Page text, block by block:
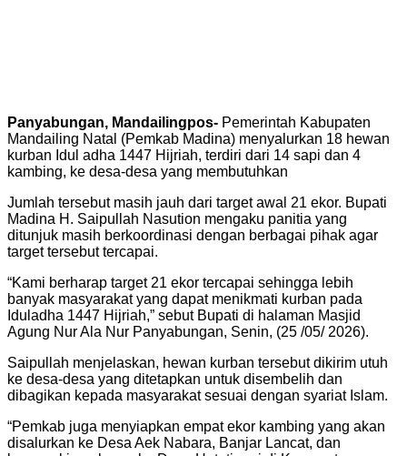
Panyabungan, Mandailingpos- Pemerintah Kabupaten
Mandailing Natal (Pemkab Madina) menyalurkan 18 hewan
kurban Idul adha 1447 Hijriah, terdiri dari 14 sapi dan 4
kambing, ke desa-desa yang membutuhkan
Jumlah tersebut masih jauh dari target awal 21 ekor. Bupati
Madina H. Saipullah Nasution mengaku panitia yang
ditunjuk masih berkoordinasi dengan berbagai pihak agar
target tersebut tercapai.
“Kami berharap target 21 ekor tercapai sehingga lebih
banyak masyarakat yang dapat menikmati kurban pada
Iduladha 1447 Hijriah,” sebut Bupati di halaman Masjid
Agung Nur Ala Nur Panyabungan, Senin, (25 /05/ 2026).
Saipullah menjelaskan, hewan kurban tersebut dikirim utuh
ke desa-desa yang ditetapkan untuk disembelih dan
dibagikan kepada masyarakat sesuai dengan syariat Islam.
“Pemkab juga menyiapkan empat ekor kambing yang akan
disalurkan ke Desa Aek Nabara, Banjar Lancat, dan